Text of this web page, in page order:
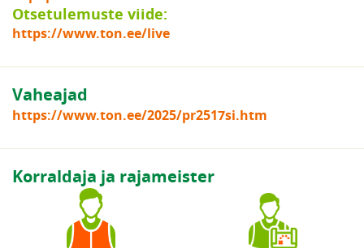
Otsetulemuste viide:
https://www.ton.ee/live
Vaheajad
https://www.ton.ee/2025/pr2517si.htm
Korraldaja ja rajameister